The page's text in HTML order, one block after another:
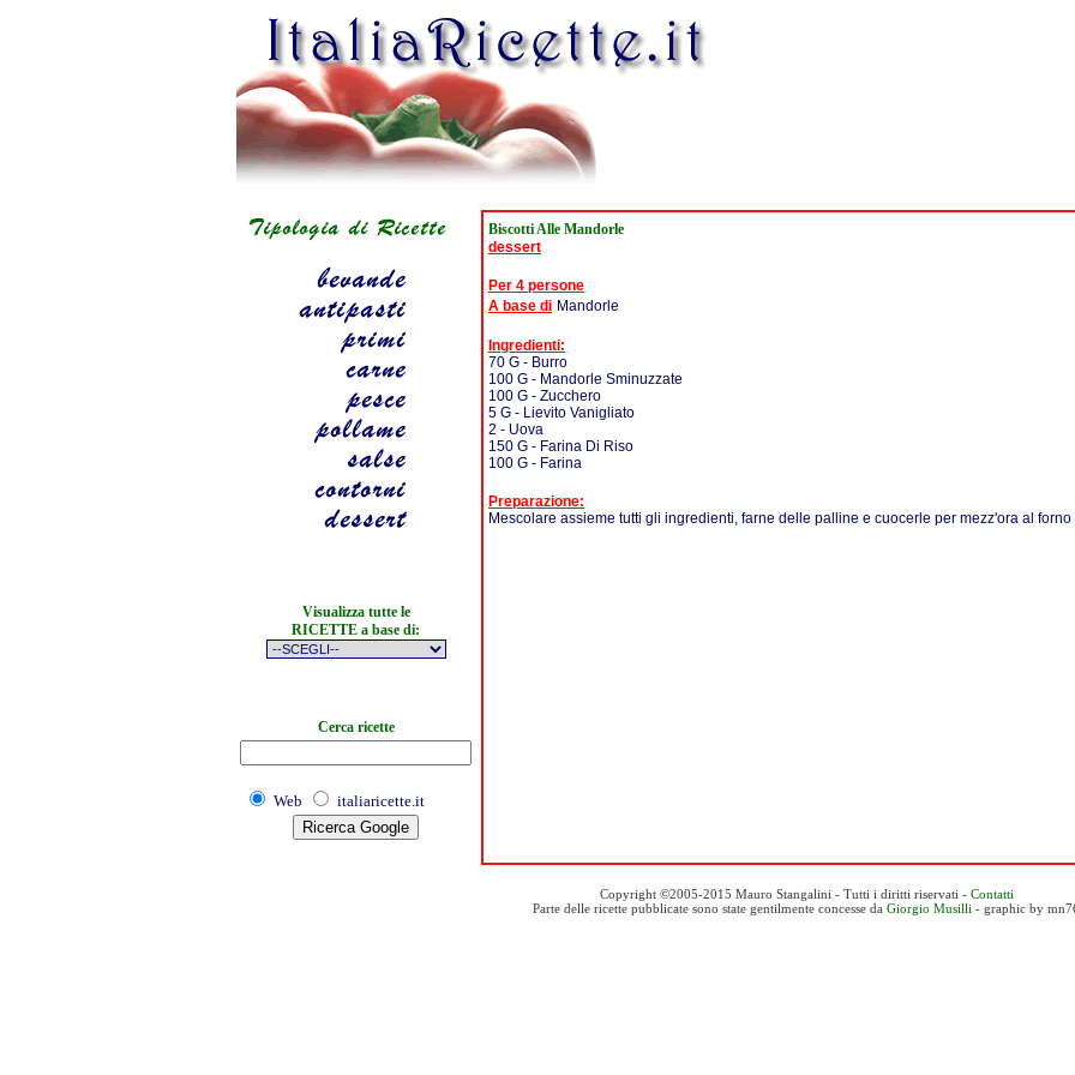
Visualizza tutte le
RICETTE a base di:
Cerca ricette
Web italiaricette.it
Biscotti Alle Mandorle
dessert
Per 4 persone
A base di Mandorle
Ingredienti:
70 G - Burro
100 G - Mandorle Sminuzzate
100 G - Zucchero
5 G - Lievito Vanigliato
2 - Uova
150 G - Farina Di Riso
100 G - Farina
Preparazione:
Mescolare assieme tutti gli ingredienti, farne delle palline e cuocerle per mezz'ora al
Copyright ©2005-2015 Mauro Stangalini - Tutti i diritti riservati - Contatti
Parte delle ricette pubblicate sono state gentilmente concesse da Giorgio Musilli - graphic by